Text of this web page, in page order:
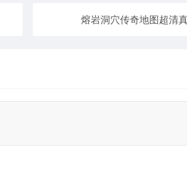
熔岩洞穴传奇地图超清